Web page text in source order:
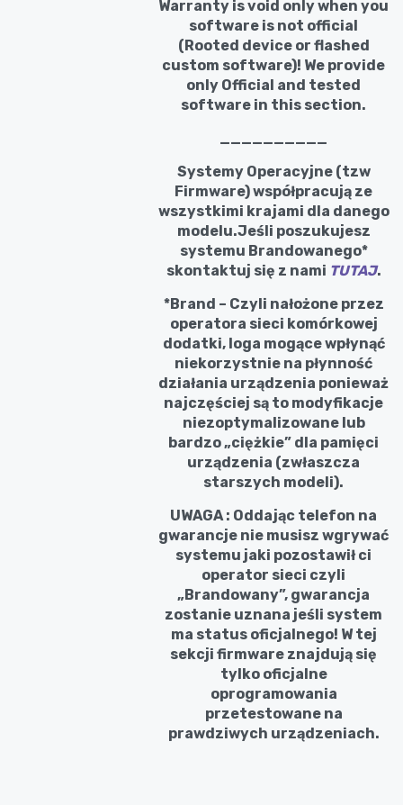
Warranty is void only when you
software is not official
(Rooted device or flashed
custom software)! We provide
only Official and tested
software in this section.
__________
Systemy Operacyjne (tzw
Firmware) współpracują ze
wszystkimi krajami dla danego
modelu.Jeśli poszukujesz
systemu Brandowanego*
skontaktuj się z nami TUTAJ.
*Brand – Czyli nałożone przez
operatora sieci komórkowej
dodatki, loga mogące wpłynąć
niekorzystnie na płynność
działania urządzenia ponieważ
najczęściej są to modyfikacje
niezoptymalizowane lub
bardzo „ciężkie” dla pamięci
urządzenia (zwłaszcza
starszych modeli).
UWAGA : Oddając telefon na
gwarancje nie musisz wgrywać
systemu jaki pozostawił ci
operator sieci czyli
„Brandowany”, gwarancja
zostanie uznana jeśli system
ma status oficjalnego! W tej
sekcji firmware znajdują się
tylko oficjalne
oprogramowania
przetestowane na
prawdziwych urządzeniach.